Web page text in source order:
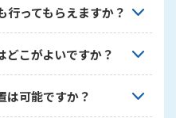
客様に長く安心してご利
対応しております。お
場でお願いしておりま
せた支払い方法をお選び
行ってもらえますか？
後、実際に映像をご確認
なります。お客様のテレ
せて丁寧に対応いたしま
どこがよいですか？
風などの影響を受けに
的です。屋根、ベラン
は可能ですか？